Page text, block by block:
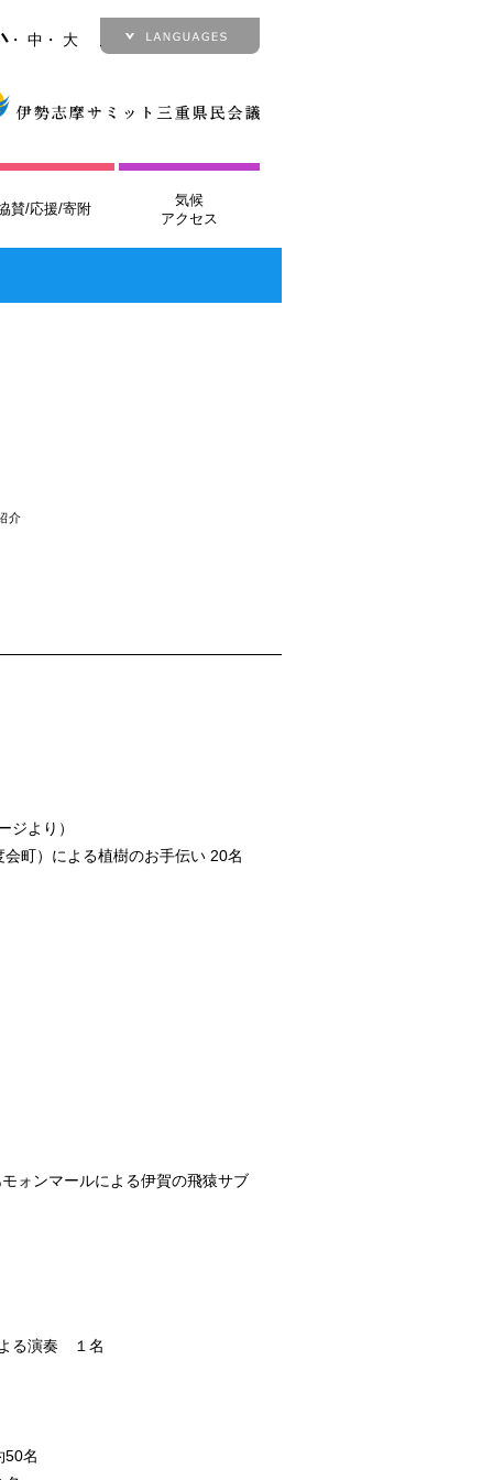
・ 中 ・ 大
German
Italian
賛/応援/寄附
気候
アクセス
介
ジより）
町）による植樹のお手伝い 20名
ォンマールによる伊賀の飛猿サブ
る演奏 １名
名